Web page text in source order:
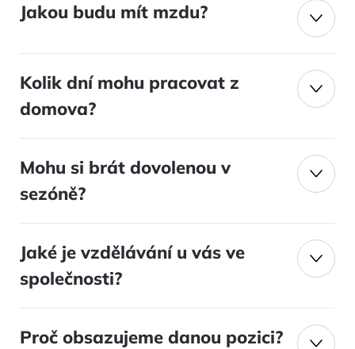
Jakou budu mít mzdu?
Kolik dní mohu pracovat z
domova?
Mohu si brát dovolenou v
sezóně?
Jaké je vzdělávání u vás ve
společnosti?
Proč obsazujeme danou pozici?